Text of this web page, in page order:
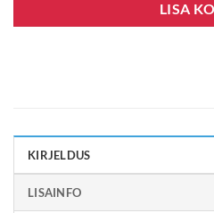
LISA
KIRJELDUS
LISAINFO